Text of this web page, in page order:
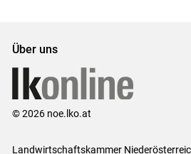
Über uns
© 2026 noe.lko.at
Landwirtschaftskammer